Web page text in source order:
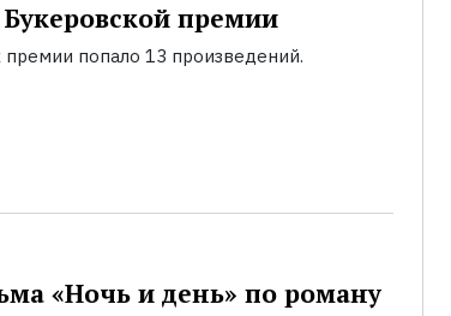
премии
попало 13 произведений.
«Ночь и день» по роману